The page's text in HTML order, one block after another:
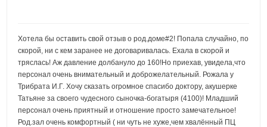
Хотела бы оставить свой отзыв о род.доме#2! Попала случайно, по
скорой, ни с кем заранее не договаривалась. Ехала в скорой и
тряслась! Аж давление долбануло до 160!Но приехав, увидела,что
персонал очень внимательный и доброжелательный. Рожала у
Трибрата И.Г. Хочу сказать огромное спасибо доктору, акушерке
Татьяне за своего чудесного сыночка-богатыря (4100)! Младший
персонал очень приятный и отношение просто замечательное!
Род.зал очень комфортный ( ни чуть не хуже,чем хвалённый ПЦ